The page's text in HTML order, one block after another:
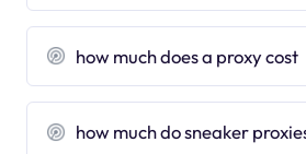
how much does a proxy cost
how much do sneaker